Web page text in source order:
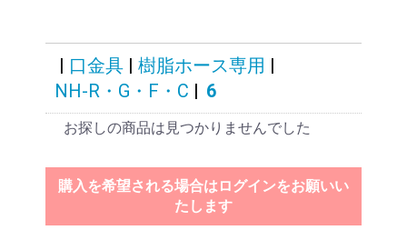
| 口金具 | 樹脂ホース専用 |
NH-R・G・F・C | 6
お探しの商品は見つかりませんでした
購入を希望される場合はログインをお願いい
たします